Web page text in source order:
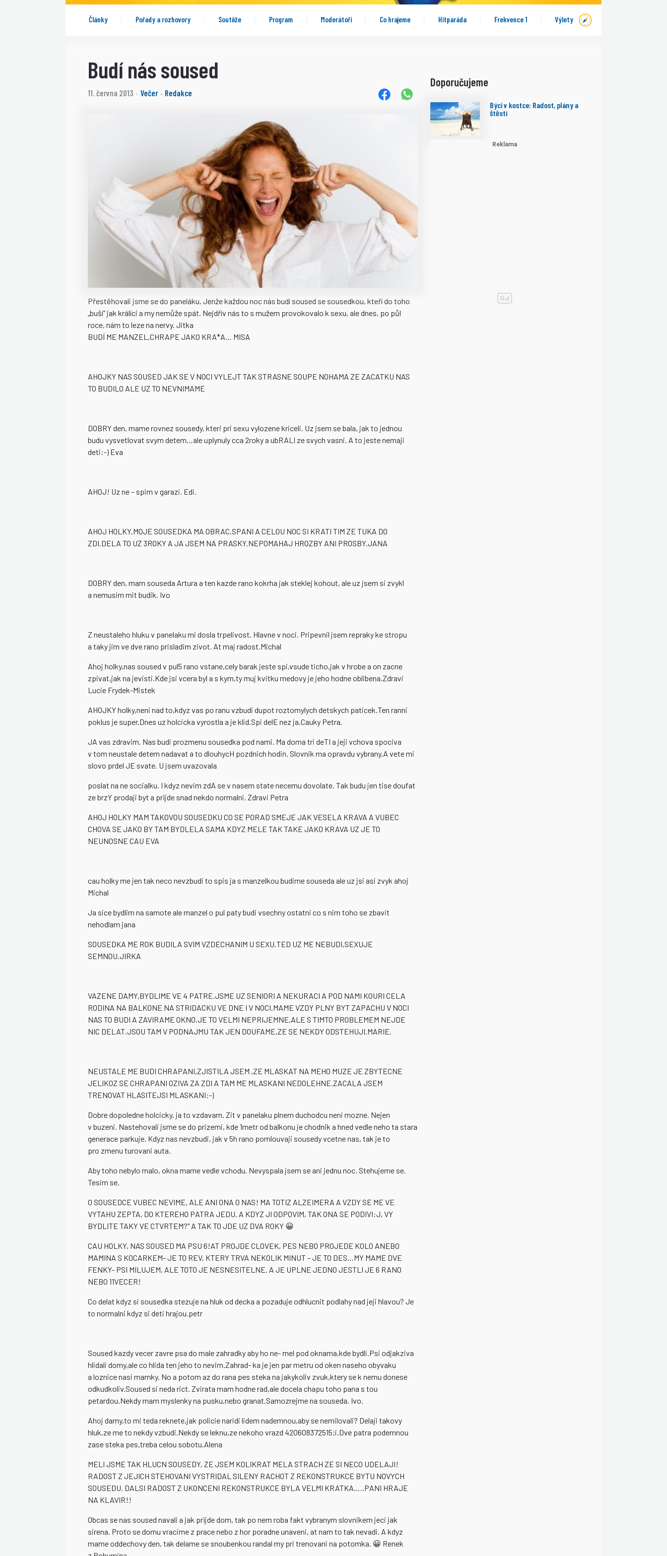
Články Pořady a rozhovory Soutěže Program Moderátoři Co hrajeme Hitparáda Frekvence 1 Výlety
Budí nás soused
11. června 2013 · Večer · Redakce
Přestěhovali jsme se do paneláku. Jenže každou noc nás budí soused se sousedkou, kteří do toho
„buší“ jak králíci a my nemůže spát. Nejdřív nás to s mužem provokovalo k sexu, ale dnes, po půl
roce, nám to leze na nervy. Jitka
BUDÍ ME MANZEL,CHRAPE JAKO KRA*A… MISA
AHOJKY NAS SOUSED JAK SE V NOCI VYLEJT TAK STRASNE SOUPE NOHAMA ZE ZACATKU NAS
TO BUDILO ALE UZ TO NEVNIMAME
DOBRY den, mame rovnez sousedy, kteri pri sexu vylozene kriceli. Uz jsem se bala, jak to jednou
budu vysvetlovat svym detem…ale uplynuly cca 2roky a ubRALI ze svych vasni. A to jeste nemaji
deti:-) Eva
AHOJ! Uz ne – spim v garazi. Edi.
AHOJ HOLKY,MOJE SOUSEDKA MA OBRAC.SPANI A CELOU NOC SI KRATI TIM ZE TUKA DO
ZDI.DELA TO UZ 3ROKY A JA JSEM NA PRASKY.NEPOMAHAJ HROZBY ANI PROSBY.JANA
DOBRY den, mam souseda Artura a ten kazde rano kokrha jak steklej kohout, ale uz jsem si zvykl
a nemusim mit budik. Ivo
Z neustaleho hluku v panelaku mi dosla trpelivost. Hlavne v noci. Pripevnil jsem repraky ke stropu
a taky jim ve dve rano prisladim zivot. At maj radost.Michal
Ahoj holky,nas soused v pul5 rano vstane,cely barak jeste spi,vsude ticho,jak v hrobe a on zacne
zpivat,jak na jevisti.Kde jsi vcera byl a s kym,ty muj kvitku medovy je jeho hodne oblibena.Zdravi
Lucie Frydek-Mistek
AHOJKY holky,neni nad to,kdyz vas po ranu vzbudi dupot roztomylych detskych paticek.Ten ranni
poklus je super.Dnes uz holcicka vyrostla a je klid.Spi delE nez ja.Cauky Petra.
JA vas zdravim. Nas budi prozmenu sousedka pod nami. Ma doma tri deTI a jeji vchova spociva
v tom neustale detem nadavat a to dlouhycH pozdnich hodin. Slovnik ma opravdu vybrany.A vete mi
slovo prdel JE svate. U jsem uvazovala
poslat na ne socialku. I kdyz nevim zdA se v nasem state necemu dovolate. Tak budu jen tise doufat
ze brzY prodaji byt a prijde snad nekdo normalni. Zdravi Petra
AHOJ HOLKY MAM TAKOVOU SOUSEDKU CO SE PORAD SMEJE JAK VESELA KRAVA A VUBEC
CHOVA SE JAKO BY TAM BYDLELA SAMA KDYZ MELE TAK TAKE JAKO KRAVA UZ JE TO
NEUNOSNE CAU EVA
cau holky me jen tak neco nevzbudi to spis ja s manzelkou budime souseda ale uz jsi asi zvyk ahoj
Michal
Ja sice bydlim na samote ale manzel o pul paty budi vsechny ostatni co s nim toho se zbavit
nehodlam jana
SOUSEDKA ME ROK BUDILA SVIM VZDECHANIM U SEXU.TED UZ ME NEBUDI,SEXUJE
SEMNOU.JIRKA
VAZENE DAMY,BYDLIME VE 4 PATRE.JSME UZ SENIORI A NEKURACI A POD NAMI KOURI CELA
RODINA NA BALKONE NA STRIDACKU VE DNE I V NOCI.MAME VZDY PLNY BYT ZAPACHU V NOCI
NAS TO BUDI A ZAVIRAME OKNO.JE TO VELMI NEPRIJEMNE,ALE S TIMTO PROBLEMEM NEJDE
NIC DELAT.JSOU TAM V PODNAJMU TAK JEN DOUFAME,ZE SE NEKDY ODSTEHUJI.MARIE.
NEUSTALE ME BUDI CHRAPANI,ZJISTILA JSEM ,ZE MLASKAT NA MEHO MUZE JE ZBYTECNE
JELIKOZ SE CHRAPANI OZIVA ZA ZDI A TAM ME MLASKANI NEDOLEHNE.ZACALA JSEM
TRENOVAT HLASITEJSI MLASKANI:-)
Dobre dopoledne holcicky, ja to vzdavam. Zit v panelaku plnem duchodcu neni mozne. Nejen
v buzeni. Nastehovali jsme se do prizemi, kde 1metr od balkonu je chodnik a hned vedle neho ta stara
generace parkuje. Kdyz nas nevzbudi, jak v 5h rano pomlouvaji sousedy vcetne nas, tak je to
pro zmenu turovani auta.
Aby toho nebylo malo, okna mame vedle vchodu. Nevyspala jsem se ani jednu noc. Stehujeme se.
Tesim se.
O SOUSEDCE VUBEC NEVIME, ALE ANI ONA O NAS! MA TOTIZ ALZEIMERA A VZDY SE ME VE
VYTAHU ZEPTA, DO KTEREHO PATRA JEDU. A KDYZ JI ODPOVIM, TAK ONA SE PODIVI:J, VY
BYDLITE TAKY VE CTVRTEM?" A TAK TO JDE UZ DVA ROKY 😀
CAU HOLKY, NAS SOUSED MA PSU 6!AT PROJDE CLOVEK, PES NEBO PROJEDE KOLO ANEBO
MAMINA S KOCARKEM- JE TO REV, KTERY TRVA NEKOLIK MINUT – JE TO DES…MY MAME DVE
FENKY- PSI MILUJEM, ALE TOTO JE NESNESITELNE. A JE UPLNE JEDNO JESTLI JE 6 RANO
NEBO 11VECER!
Co delat kdyz si sousedka stezuje na hluk od decka a pozaduje odhlucnit podlahy nad jeji hlavou? Je
to normalni kdyz si deti hrajou.petr
Soused kazdy vecer zavre psa do male zahradky aby ho ne- mel pod oknama,kde bydli.Psi odjakziva
hlidali domy,ale co hlida ten jeho to nevim.Zahrad- ka je jen par metru od oken naseho obyvaku
a loznice nasi mamky. No a potom az do rana pes steka na jakykoliv zvuk,ktery se k nemu donese
odkudkoliv.Soused si neda rict. Zvirata mam hodne rad,ale docela chapu toho pana s tou
petardou.Nekdy mam myslenky na pusku,nebo granat.Samozrejme na souseda. Ivo.
Ahoj damy,to mi teda reknete,jak policie naridi lidem nademnou,aby se nemilovali? Delaji takovy
hluk,ze me to nekdy vzbudi.Nekdy se leknu,ze nekoho vrazd 420608372515;i.Dve patra podemnou
zase steka pes,treba celou sobotu.Alena
MELI JSME TAK HLUCN SOUSEDY, ZE JSEM KOLIKRAT MELA STRACH ZE SI NECO UDELAJI!
RADOST Z JEJICH STEHOVANI VYSTRIDAL SILENY RACHOT Z REKONSTRUKCE BYTU NOVYCH
SOUSEDU. DALSI RADOST Z UKONCENI REKONSTRUKCE BYLA VELMI KRATKA…..PANI HRAJE
NA KLAVIR!!
Obcas se nas soused navali a jak prijde dom, tak po nem roba fakt vybranym slovnikem jeci jak
sirena. Proto se domu vracime z prace nebo z hor poradne unaveni, at nam to tak nevadi. A kdyz
mame oddechovy den, tak delame se snoubenkou randal my pri trenovani na potomka. 😀 Renek
Doporučujeme
Býci v kostce: Radost, plány a
štěstí